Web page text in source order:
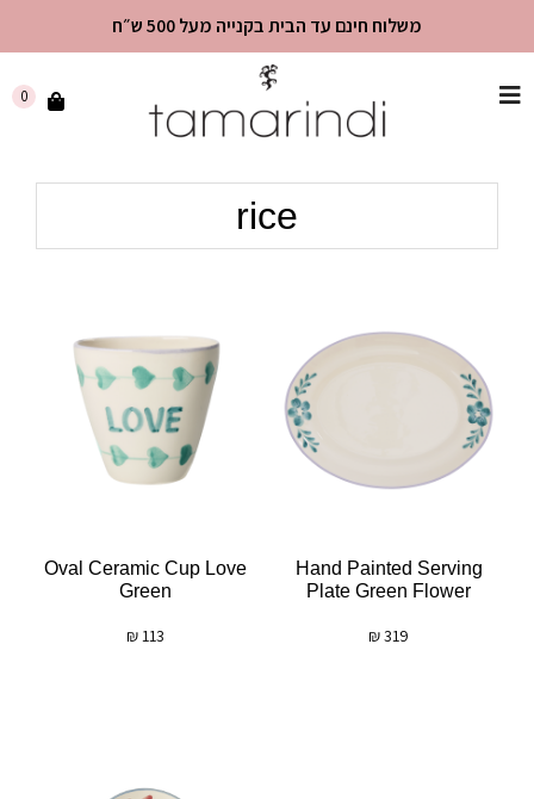
שִׂים
משלוח חינם עד הבית בקנייה מעל 500 ש״ח
0
rice
Hand Painted Serving
Plate Green Flower
319
₪
Oval Ceramic Cup Love
Green
113
₪